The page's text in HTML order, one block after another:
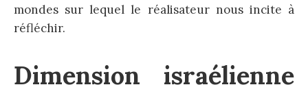
mondes sur lequel le réalisateur nous incite à
réfléchir.
Dimension israélienne